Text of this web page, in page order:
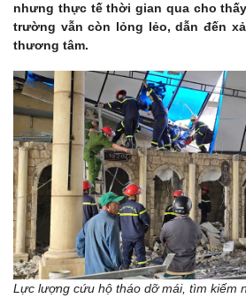
nhưng thực tế thời gian qua cho
trường vẫn còn lỏng lẻo, dẫn đến
thương tâm.
Lực lượng cứu hộ tháo dỡ mái, tìm kiếm